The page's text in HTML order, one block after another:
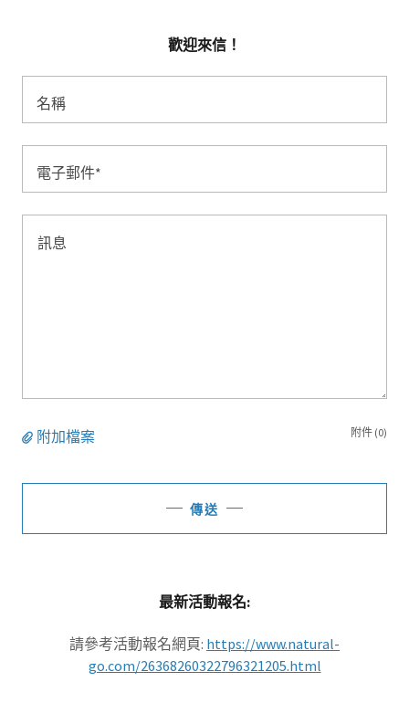
歡迎來信！
名稱
電子郵件*
附加檔案 附件 (0)
傳送
最新活動報名:
請參考活動報名網頁: https://www.natural-
go.com/26368260322796321205.html